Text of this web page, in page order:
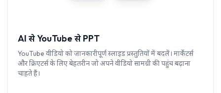
AI से YouTube से PPT
YouTube वीडियो को जानकारीपूर्ण स्लाइड प्रस्तुतियों में बदलें। मार्केटर्स
और क्रिएटर्स के लिए बेहतरीन जो अपने वीडियो सामग्री की पहुंच बढ़ाना
चाहते हैं।